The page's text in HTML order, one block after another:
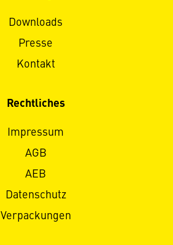
Downloads
Presse
Kontakt
Rechtliches
Impressum
AGB
AEB
Datenschutz
Verpackungen